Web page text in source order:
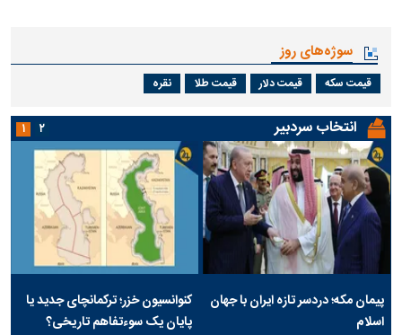
سوژه‌های روز
قیمت سکه قیمت دلار قیمت طلا نقره
انتخاب سردبیر
پیمان مکه؛ دردسر تازه ایران با جهان
اسلام
کنوانسیون خزر؛ ترکمانچای جدید یا
پایان یک سوءتفاهم تاریخی؟
۱ ۲